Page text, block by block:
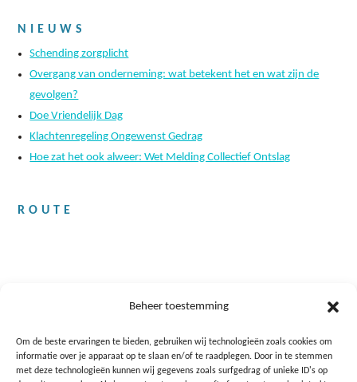
Beheer toestemming
Om de beste ervaringen te bieden, gebruiken wij technologieën zoals cookies om
informatie over je apparaat op te slaan en/of te raadplegen. Door in te stemmen
met deze technologieën kunnen wij gegevens zoals surfgedrag of unieke ID's op
NIEUWS
Schending zorgplicht
Overgang van onderneming: wat betekent het en wat zijn de
gevolgen?
Doe Vriendelijk Dag
Klachtenregeling Ongewenst Gedrag
Hoe zat het ook alweer: Wet Melding Collectief Ontslag
ROUTE